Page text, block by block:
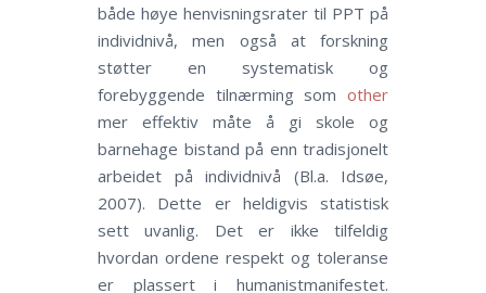
både høye henvisningsrater til PPT på
individnivå, men også at forskning
støtter en systematisk og
forebyggende tilnærming som other
mer effektiv måte å gi skole og
barnehage bistand på enn tradisjonelt
arbeidet på individnivå (Bl.a. Idsøe,
2007). Dette er heldigvis statistisk
sett uvanlig. Det er ikke tilfeldig
hvordan ordene respekt og toleranse
er plassert i humanistmanifestet.